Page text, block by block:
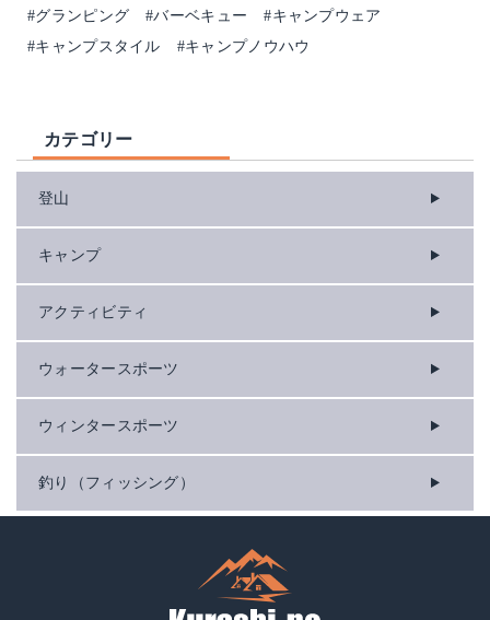
#グランピング
#バーベキュー
#キャンプウェア
#キャンプスタイル
#キャンプノウハウ
カテゴリー
登山
キャンプ
アクティビティ
ウォータースポーツ
ウィンタースポーツ
釣り（フィッシング）